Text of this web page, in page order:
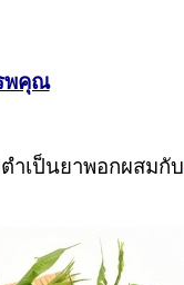
พคุณ
ำเป็นยาพอกผสมกับ